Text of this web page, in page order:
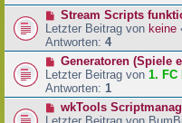
Stream Scripts
Letzter Beitrag von keine
Antworten: 4
Generatoren (Spiele
Letzter Beitrag von 1. FC
Antworten: 1
wkTools